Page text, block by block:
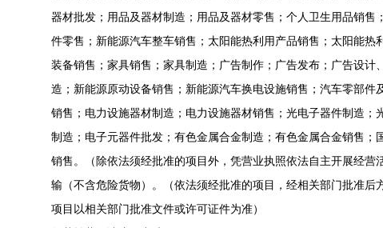
器材批发；用品及器材制造；用品及器材零售；个人卫生用品销售
件零售；新能源汽车整车销售；太阳能热利用产品销售；太阳能热
装备销售；家具销售；家具制造；广告制作；广告发布；广告设计
造；新能源原动设备销售；新能源汽车换电设施销售；汽车零部件
销售；电力设施器材制造；电力设施器材销售；光电子器件制造；
制造；电子元器件批发；有色金属合金制造；有色金属合金销售；
销售。（除依法须经批准的项目外，凭营业执照依法自主开展经营
输（不含危险货物）。（依法须经批准的项目，经相关部门批准后
项目以相关部门批准文件或许可证件为准）